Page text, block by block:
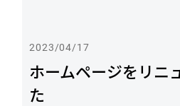
お問い合わせ
2023/04/17
ホームページをリニ
た